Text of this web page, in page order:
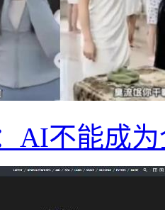
AI不能成